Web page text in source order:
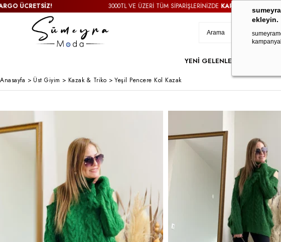
ekleyin.
3000TL VE ÜZERİ TÜM SİPARİŞLERİNİZDEKARGO ÜCRETSİZ!
YENİ GELENLER
Anasayfa > Üst Giyim > Kazak & Triko > Yeşil Pencere Kol Kazak